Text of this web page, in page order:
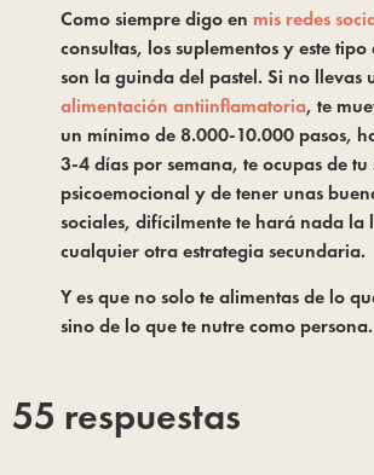
Como siempre digo en mis redes
consultas, los suplementos y este
alimentación antiinflamatoria, te
un mínimo de 8.000-10.000 pasos,
3-4 días por semana, te ocupas de tu
psicoemocional y de tener unas
sociales, difícilmente te hará nada la
cualquier otra estrategia secundaria.
Y es que no solo te alimentas de lo
sino de lo que te nutre como persona.
55 respuestas